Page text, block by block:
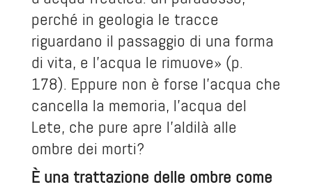
perché in geologia le tracce
riguardano il passaggio di una forma
di vita, e l’acqua le rimuove» (p.
178). Eppure non è forse l’acqua che
cancella la memoria, l’acqua del
Lete, che pure apre l’aldilà alle
ombre dei morti?
È una trattazione delle ombre come